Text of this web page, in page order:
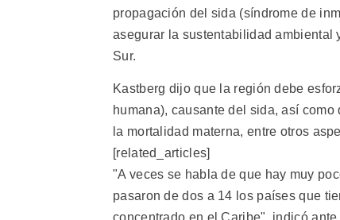
propagación del sida (síndrome de
asegurar la sustentabilidad ambiental
Sur.
Kastberg dijo que la región debe
humana), causante del sida, así
la mortalidad materna, entre otros
[related_articles]
"A veces se habla de que hay muy
pasaron de dos a 14 los países que
concentrado en el Caribe", indicó